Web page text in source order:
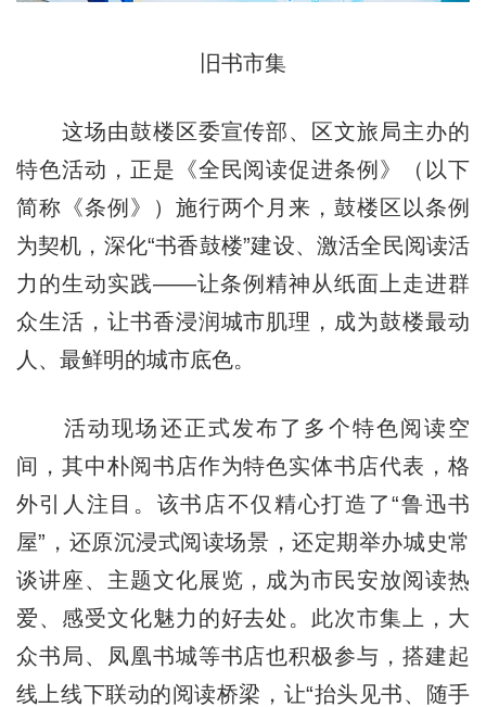
旧书市集
这场由鼓楼区委宣传部、区文旅局主办的
特色活动，正是《全民阅读促进条例》（以下
简称《条例》）施行两个月来，鼓楼区以条例
为契机，深化“书香鼓楼”建设、激活全民阅读活
力的生动实践——让条例精神从纸面上走进群
众生活，让书香浸润城市肌理，成为鼓楼最动
人、最鲜明的城市底色。
活动现场还正式发布了多个特色阅读空
间，其中朴阅书店作为特色实体书店代表，格
外引人注目。该书店不仅精心打造了“鲁迅书
屋”，还原沉浸式阅读场景，还定期举办城史常
谈讲座、主题文化展览，成为市民安放阅读热
爱、感受文化魅力的好去处。此次市集上，大
众书局、凤凰书城等书店也积极参与，搭建起
线上线下联动的阅读桥梁，让“抬头见书、随手